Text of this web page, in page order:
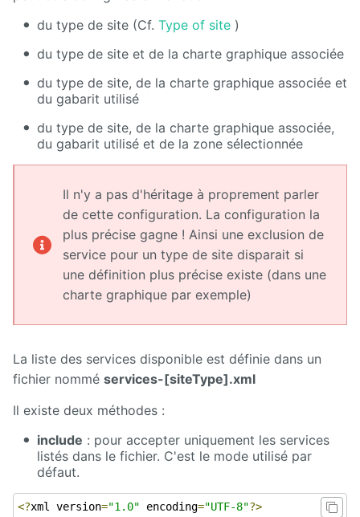
d'intégration
de
jour
Releases
du type de site (Cf. Type of site )
du type de site et de la charte graphique associée
du type de site, de la charte graphique associée et
du gabarit utilisé
du type de site, de la charte graphique associée,
du gabarit utilisé et de la zone sélectionnée
Il n'y a pas d'héritage à proprement parler
de cette configuration. La configuration la
plus précise gagne ! Ainsi une exclusion de
service pour un type de site disparait si
une définition plus précise existe (dans une
charte graphique par exemple)
La liste des services disponible est définie dans un
fichier nommé services-[siteType].xml
Il existe deux méthodes :
include : pour accepter uniquement les services
listés dans le fichier. C'est le mode utilisé par
défaut.
<?xml version="1.0" encoding="UTF-8"?>